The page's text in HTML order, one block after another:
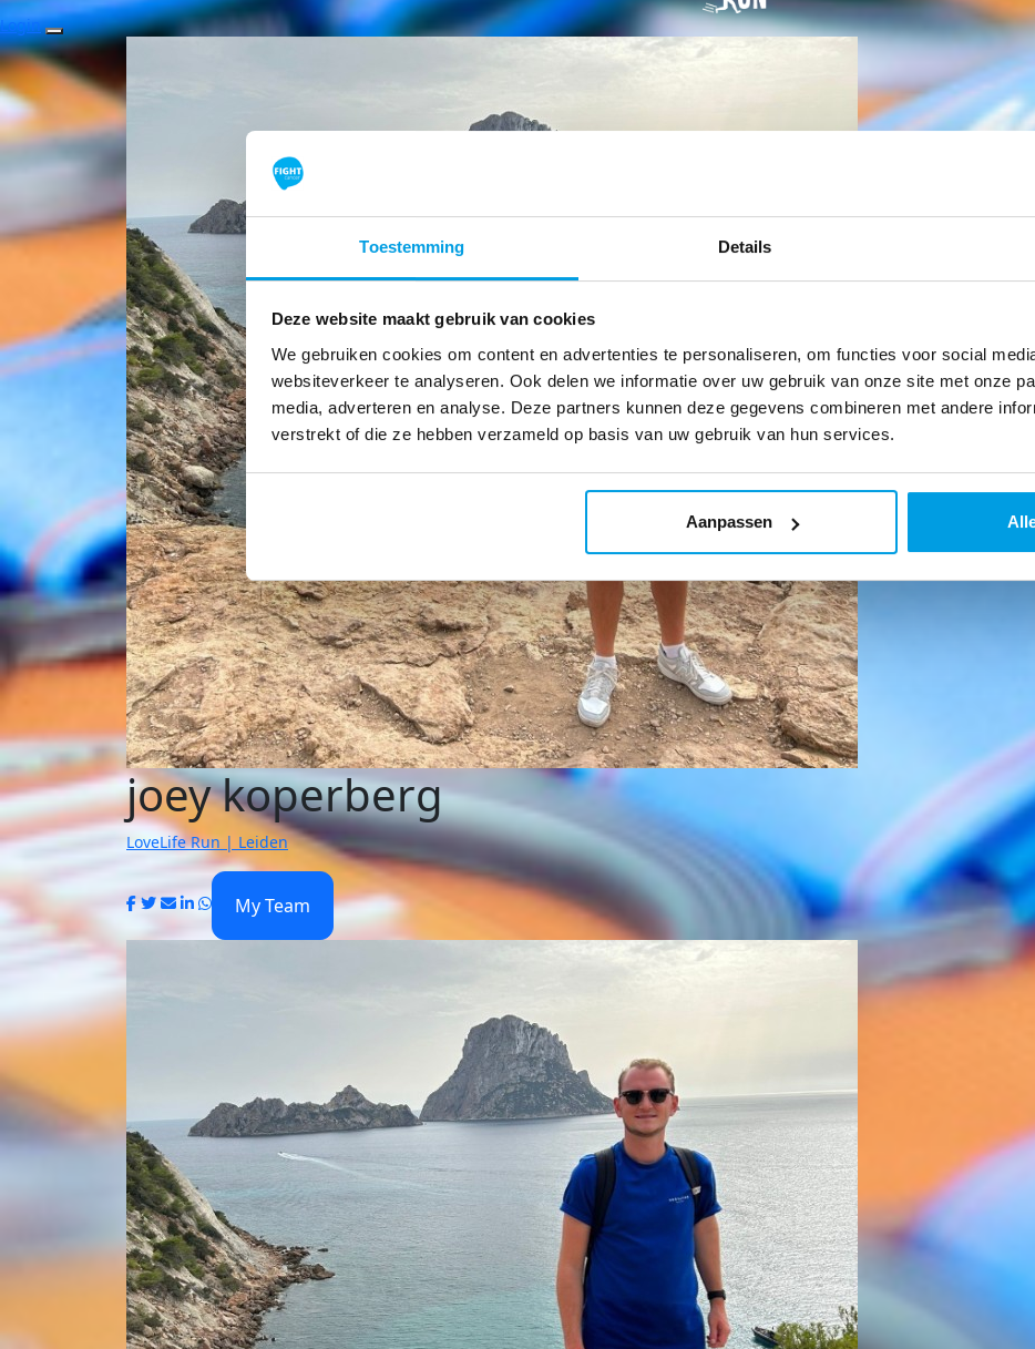
Toestemming Details
Deze website maakt gebruik van cookies
We gebruiken cookies om content en advertenties te personaliseren, om functies voor social
websiteverkeer te analyseren. Ook delen we informatie over uw gebruik van onze site met onze
media, adverteren en analyse. Deze partners kunnen deze gegevens combineren met andere
verstrekt of die ze hebben verzameld op basis van uw gebruik van hun services.
Aanpassen
Login
joey koperberg
LoveLife Run | Leiden
My Team